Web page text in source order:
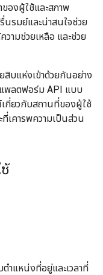
องผู้ใช้และสภาพ
นรมย์และน่าสนใจช่วย
ามช่วยเหลือ และช่วย
บแห่งเข้าด้วยกันอย่าง
แพลตฟอร์ม API แบบ
กี่ยวกับสถานที่ของผู้ใช้
เคารพความเป็นส่วน
ำแหน่งที่อยู่และเวลาที่